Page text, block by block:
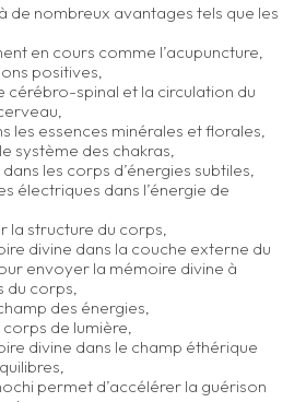
de nombreux avantages tels que les
en cours comme l’acupuncture,
positives,
cérébro-spinal et la circulation du
les essences minérales et florales,
système des chakras,
les corps d’énergies subtiles,
électriques dans l’énergie de
la structure du corps,
divine dans la couche externe du
envoyer la mémoire divine à
du corps,
des énergies,
de lumière,
divine dans le champ éthérique
permet d’accélérer la guérison